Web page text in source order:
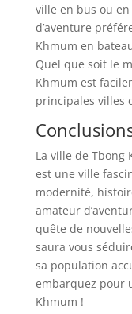
ville en bus ou
d’aventure
Khmum en
Quel que soit le
Khmum est
principales villes
La ville de Tbong
est une ville
modernité,
amateur
quête de
saura vous
sa population
embarquez pour
Khmum !